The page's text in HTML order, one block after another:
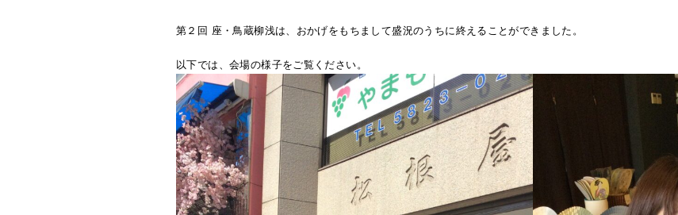
第２回 座・鳥蔵柳浅は、おかげをもちまして盛況のうちに終えることができました。
以下では、会場の様子をご覧ください。